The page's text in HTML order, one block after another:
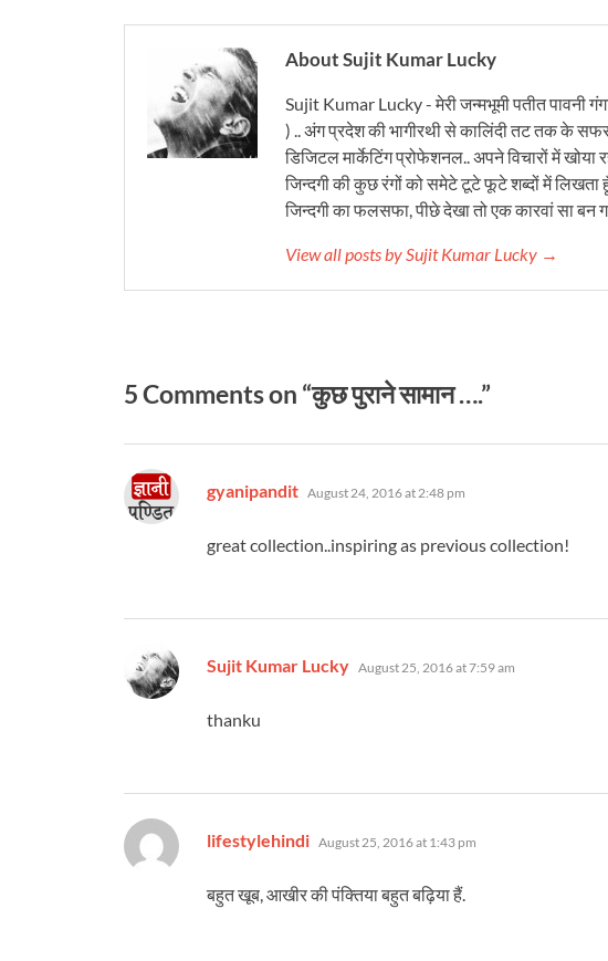
About Sujit Kumar Lucky
Sujit Kumar Lucky - मेरी जन्मभूमी पतीत पावनी
) .. अंग प्रदेश की भागीरथी से कालिंदी तट तक के सफर
डिजिटल मार्केटिंग प्रोफेशनल.. अपने विचारों में
जिन्दगी की कुछ रंगों को समेटे टूटे फूटे शब्दों में लिखता
जिन्दगी का फलसफा, पीछे देखा तो एक कारवां सा बन
View all posts by Sujit Kumar Lucky →
5 Comments on “कुछ पुराने सामान ….”
gyanipandit says:
August 24, 2016 at 2:48 pm
great collection..inspiring as previous collection!
Sujit Kumar Lucky says:
August 25, 2016 at 7:59 am
thanku
lifestylehindi says:
August 25, 2016 at 1:43 pm
बहुत खूब, आखीर की पंक्तिया बहुत बढ़िया हैं.